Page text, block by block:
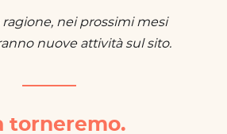
ragione, nei prossimi mesi
nuove attività sul sito.
torneremo.